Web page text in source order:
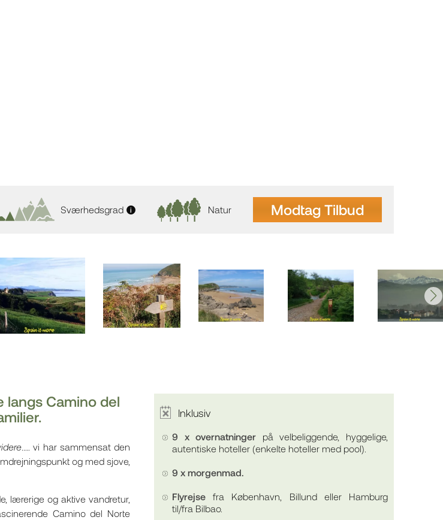
Sværhedsgrad i Natur Modtag Tilbud
langs Camino del
.…. vi har sammensat den
og med sjove,
lærerige og aktive vandretur,
Camino del Norte
Inklusiv
9 x overnatninger på velbeliggende, hyggelige,
autentiske hoteller (enkelte hoteller med pool).
9 x morgenmad.
Flyrejse fra København, Billund eller Hamburg
til/fra Bilbao.